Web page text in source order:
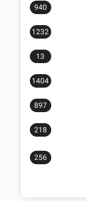
940
1232
13
1404
897
218
256